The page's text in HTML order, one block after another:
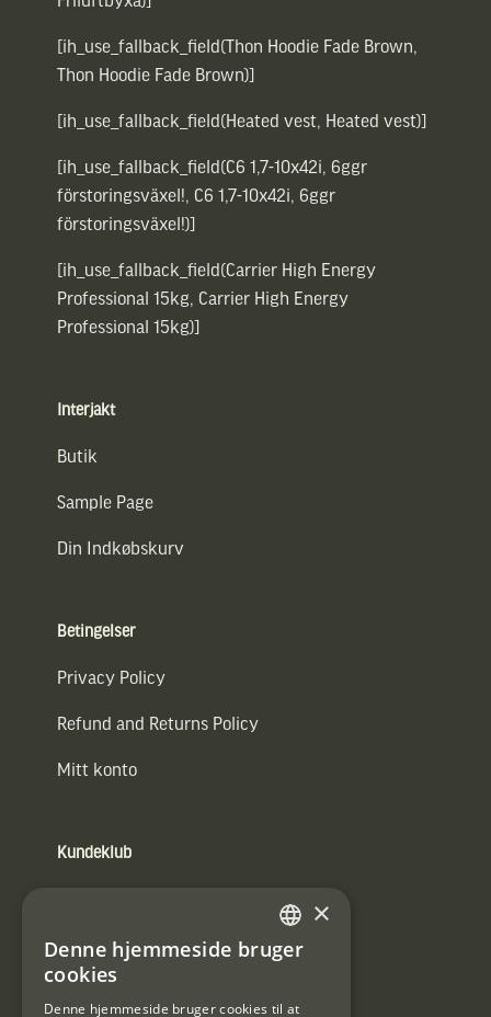
[ih_use_fallback_field(Thon Hoodie Fade Brown,
Thon Hoodie Fade Brown)]
[ih_use_fallback_field(Heated vest, Heated vest)]
[ih_use_fallback_field(C6 1,7-10x42i, 6ggr
förstoringsväxel!, C6 1,7-10x42i, 6ggr
förstoringsväxel!)]
[ih_use_fallback_field(Carrier High Energy
Professional 15kg, Carrier High Energy
Professional 15kg)]
Interjakt
Butik
Sample Page
Din Indkøbskurv
Betingelser
Privacy Policy
Refund and Returns Policy
Mitt konto
Kundeklub
E-
post
SWEDISH
×
Denne hjemmeside bruger
cookies
Denne hjemmeside bruger cookies til at